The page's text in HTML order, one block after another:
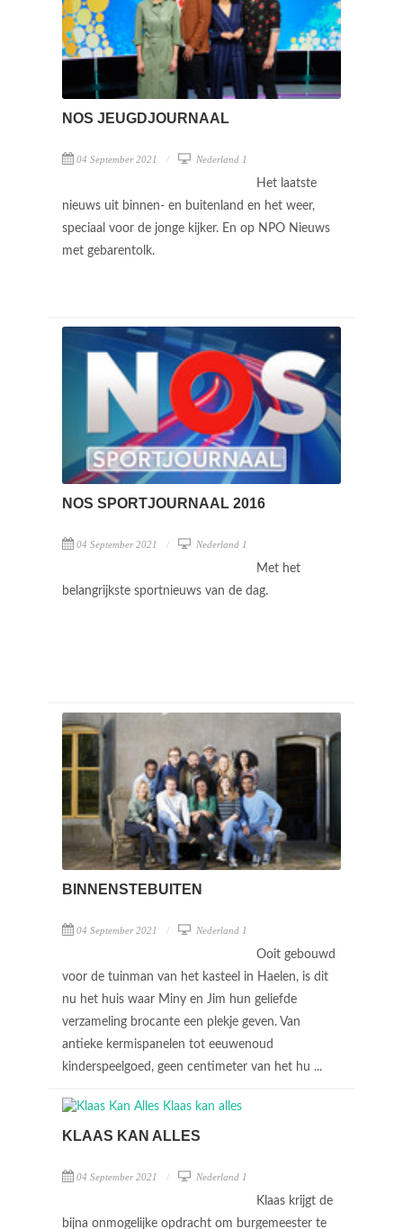
NOS JEUGDJOURNAAL
04 September 2021 Nederland 1
Het laatste
nieuws uit binnen- en buitenland en het weer,
speciaal voor de jonge kijker. En op NPO Nieuws
met gebarentolk.
NOS SPORTJOURNAAL 2016
04 September 2021 Nederland 1
Met het
belangrijkste sportnieuws van de dag.
BINNENSTEBUITEN
04 September 2021 Nederland 1
Ooit gebouwd
voor de tuinman van het kasteel in Haelen, is dit
nu het huis waar Miny en Jim hun geliefde
verzameling brocante een plekje geven. Van
antieke kermispanelen tot eeuwenoud
kinderspeelgoed, geen centimeter van het hu ...
KLAAS KAN ALLES
04 September 2021 Nederland 1
Klaas krijgt de
bijna onmogelijke opdracht om burgemeester te